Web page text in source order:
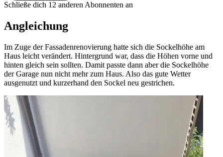
Schließe dich 12 anderen Abonnenten an
Angleichung
Im Zuge der Fassadenrenovierung hatte sich die Sockelhöhe am
Haus leicht verändert. Hintergrund war, dass die Höhen vorne und
hinten gleich sein sollten. Damit passte dann aber die Sockelhöhe
der Garage nun nicht mehr zum Haus. Also das gute Wetter
ausgenutzt und kurzerhand den Sockel neu gestrichen.